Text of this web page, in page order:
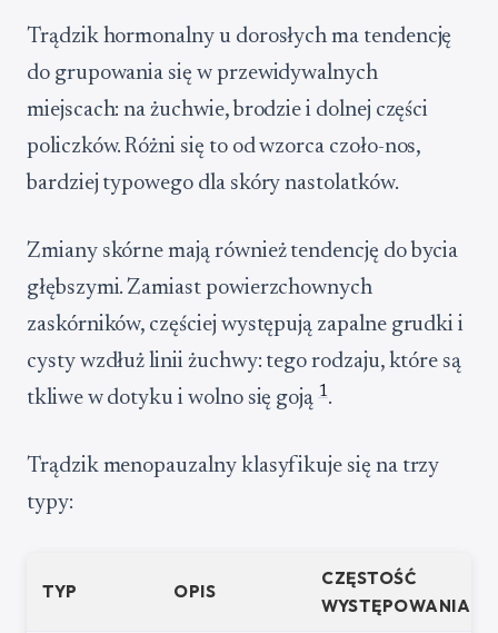
Trądzik hormonalny u dorosłych ma tendencję
do grupowania się w przewidywalnych
miejscach: na żuchwie, brodzie i dolnej części
policzków. Różni się to od wzorca czoło-nos,
bardziej typowego dla skóry nastolatków.
Zmiany skórne mają również tendencję do bycia
głębszymi. Zamiast powierzchownych
zaskórników, częściej występują zapalne grudki i
cysty wzdłuż linii żuchwy: tego rodzaju, które są
tkliwe w dotyku i wolno się goją1.
Trądzik menopauzalny klasyfikuje się na trzy
typy:
TYP OPIS
CZĘSTOŚĆ
WYSTĘPOWANIA